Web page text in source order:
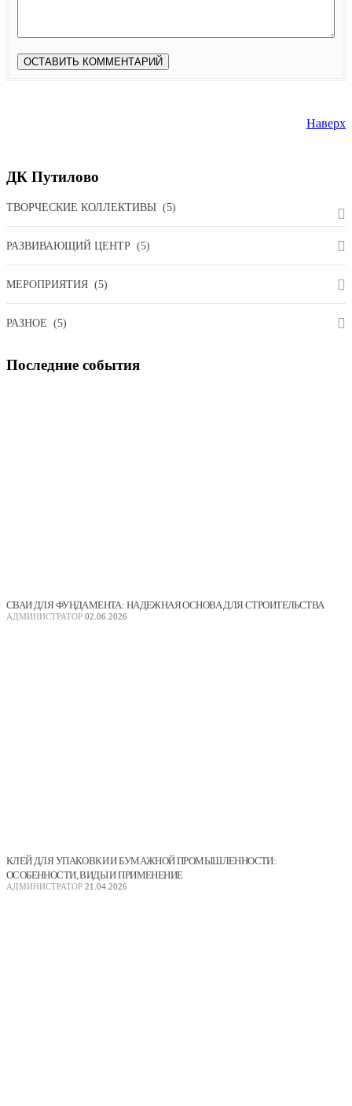
Наверх
ДК Путилово
ТВОРЧЕСКИЕ КОЛЛЕКТИВЫ (5)
РАЗВИВАЮЩИЙ ЦЕНТР (5)
МЕРОПРИЯТИЯ (5)
РАЗНОЕ (5)
Последние события
СВАИ ДЛЯ ФУНДАМЕНТА: НАДЕЖНАЯ ОСНОВА ДЛЯ СТРОИТЕЛЬСТВА
АДМИНИСТРАТОР 02.06.2026
КЛЕЙ ДЛЯ УПАКОВКИ И БУМАЖНОЙ ПРОМЫШЛЕННОСТИ:
ОСОБЕННОСТИ, ВИДЫ И ПРИМЕНЕНИЕ
АДМИНИСТРАТОР 21.04.2026